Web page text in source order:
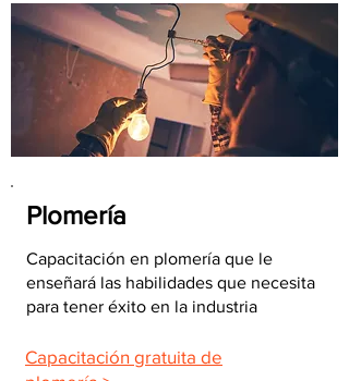
Plomería
Capacitación en plomería que le
enseñará las habilidades que necesita
para tener éxito en la industria
Capacitación gratuita de